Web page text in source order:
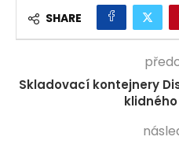
SHARE
Skladovací kontejnery